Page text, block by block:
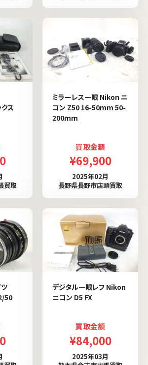
ス
買取
ミラーレス一眼 Nikon ニ
コン Z50 16-50mm 50-
200mm
買取金額
¥69,900
2025年02月
長野県長野市店頭買取
50
デジタル一眼レフ Nikon
ニコン D5 FX
買取金額
¥84,000
2025年03月